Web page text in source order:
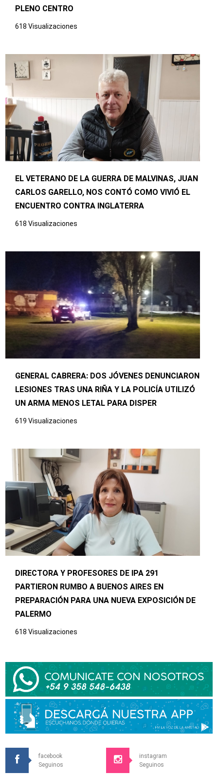
PLENO CENTRO
618 Visualizaciones
EL VETERANO DE LA GUERRA DE MALVINAS, JUAN
CARLOS GARELLO, NOS CONTÓ COMO VIVIÓ EL
ENCUENTRO CONTRA INGLATERRA
618 Visualizaciones
GENERAL CABRERA: DOS JÓVENES DENUNCIARON
LESIONES TRAS UNA RIÑA Y LA POLICÍA UTILIZÓ
UN ARMA MENOS LETAL PARA DISPER
619 Visualizaciones
DIRECTORA Y PROFESORES DE IPA 291
PARTIERON RUMBO A BUENOS AIRES EN
PREPARACIÓN PARA UNA NUEVA EXPOSICIÓN DE
PALERMO
618 Visualizaciones
facebook
Seguinos
instagram
Seguinos